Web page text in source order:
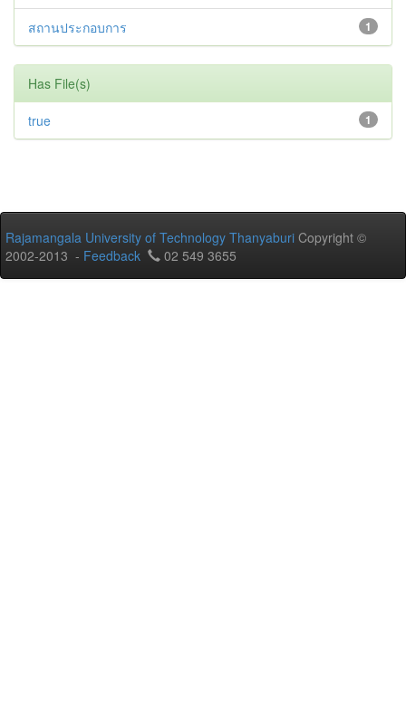
1
สถานประกอบการ
Has File(s)
1
true
Rajamangala University of Technology Thanyaburi Copyright ©
2002-2013 - Feedback 02 549 3655